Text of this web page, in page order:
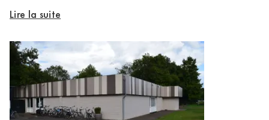
Lire la suite